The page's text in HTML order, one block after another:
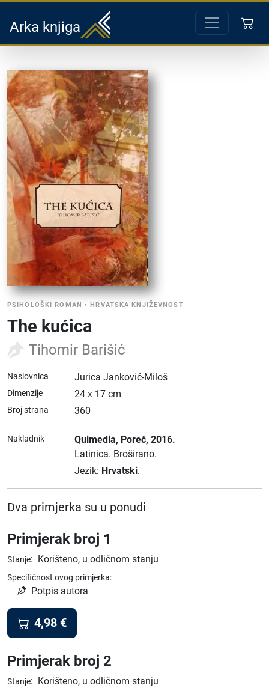
Arka knjiga
PSIHOLOŠKI ROMAN •HRVATSKA KNJIŽEVNOST
The kućica
Tihomir Barišić
Naslovnica Jurica Janković-Miloš
Dimenzije 24 x 17 cm
Broj strana 360
Nakladnik Quimedia, Poreč, 2016.
Latinica. Broširano.
Jezik: Hrvatski.
Dva primjerka su u ponudi
Primjerak broj 1
Stanje: Korišteno, u odličnom stanju
Specifičnost ovog primjerka:
Potpis autora
4,98 €
Primjerak broj 2
Stanje: Korišteno, u odličnom stanju